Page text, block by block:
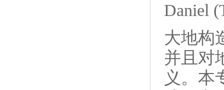
Daniel
大地构
并且对
义。本